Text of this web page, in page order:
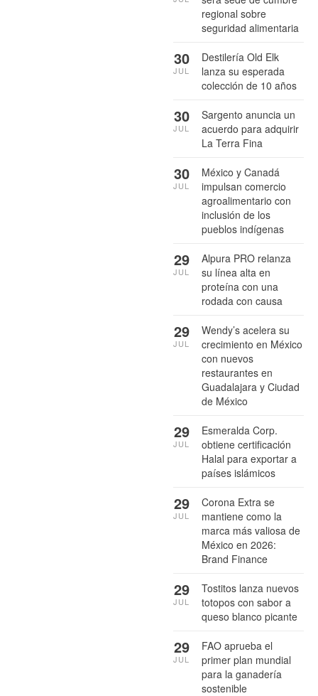
regional sobre
seguridad alimentaria
Destilería Old Elk
lanza su esperada
colección de 10 años
30
JUL
Sargento anuncia un
acuerdo para adquirir
La Terra Fina
30
JUL
México y Canadá
impulsan comercio
agroalimentario con
inclusión de los
pueblos indígenas
30
JUL
Alpura PRO relanza
su línea alta en
proteína con una
rodada con causa
29
JUL
Wendy’s acelera su
crecimiento en México
con nuevos
restaurantes en
Guadalajara y Ciudad
de México
29
JUL
Esmeralda Corp.
obtiene certificación
Halal para exportar a
países islámicos
29
JUL
Corona Extra se
mantiene como la
marca más valiosa de
México en 2026:
Brand Finance
29
JUL
Tostitos lanza nuevos
totopos con sabor a
queso blanco picante
29
JUL
FAO aprueba el
primer plan mundial
para la ganadería
sostenible
29
JUL